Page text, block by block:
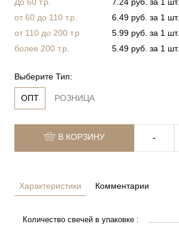
от 60 до 110 т.р.
6.49 руб. за 1 шт.
от 110 до 200 т.р
5.99 руб. за 1 шт.
более 200 т.р.
5.49 руб. за 1 шт.
Выберите Тип:
ОПТ РОЗНИЦА
В КОРЗИНУ ‐
Характеристики
Количество свечей в упаковке :
Комментарии